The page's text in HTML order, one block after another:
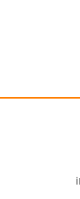
Ürün
Ürün